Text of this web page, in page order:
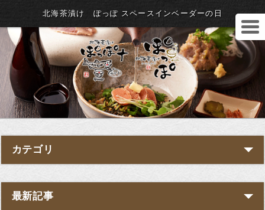
北海茶漬け ぽっぽ スペースインベーダーの日
カテゴリ
最新記事